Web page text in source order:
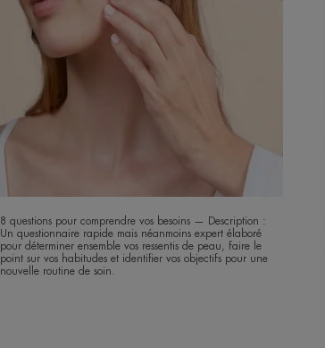
8 questions pour comprendre vos besoins — Description :
Un questionnaire rapide mais néanmoins expert élaboré
pour déterminer ensemble vos ressentis de peau, faire le
point sur vos habitudes et identifier vos objectifs pour une
nouvelle routine de soin.